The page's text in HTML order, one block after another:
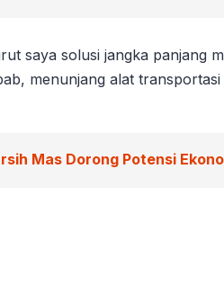
saya solusi jangka panjang
menunjang alat
Mas Dorong Potensi